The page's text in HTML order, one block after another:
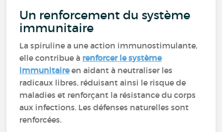
Un renforcement du système
immunitaire
La spiruline a une action immunostimulante,
elle contribue à renforcer le système
immunitaireen aidant à neutraliser les
radicaux libres, réduisant ainsi le risque de
maladies et renforçant la résistance du corps
aux infections. Les défenses naturelles sont
renforcées.